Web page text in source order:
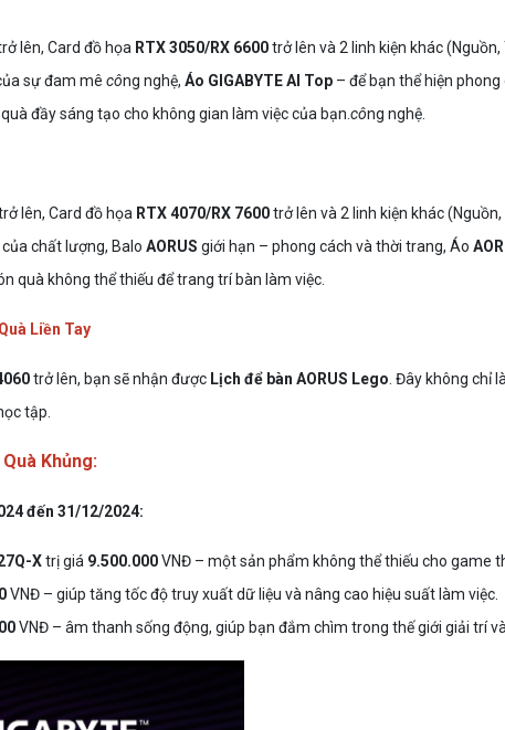
lên, Card đồ họa RTX 3050/RX 6600trở lên và 2 linh kiện khác
sự đam mê công nghệ, Áo GIGABYTE AI Top – để bạn thể hiện phong
đầy sáng tạo cho không gian làm việc của bạn.công nghệ.
lên, Card đồ họa RTX 4070/RX 7600trở lên và 2 linh kiện khác
chất lượng, Balo AORUS giới hạn – phong cách và thời trang, Áo
quà không thể thiếu để trang trí bàn làm việc.
Liền Tay
trở lên, bạn sẽ nhận được Lịch để bàn AORUS Lego. Đây không chỉ
tập.
Khủng:
đến 31/12/2024:
Xtrị giá 9.500.000VNĐ – một sản phẩm không thể thiếu cho game
VNĐ – giúp tăng tốc độ truy xuất dữ liệu và nâng cao hiệu suất làm việc.
VNĐ – âm thanh sống động, giúp bạn đắm chìm trong thế giới giải trí